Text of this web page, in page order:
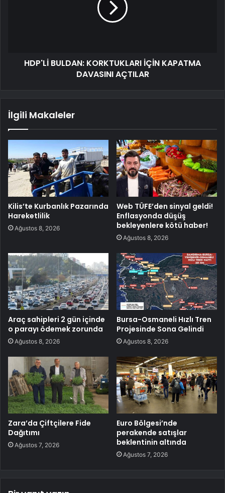
HDP'Lİ BULDAN: KORKTUKLARI İÇİN KAPATMA
DAVASINI AÇTILAR
İlgili Makaleler
Kilis’te Kurbanlık Pazarında
Hareketlilik
Ağustos 8, 2026
Web TÜFE’den sinyal geldi!
Enflasyonda düşüş
bekleyenlere kötü haber!
Ağustos 8, 2026
Araç sahipleri 2 gün içinde
o parayı ödemek zorunda
Ağustos 8, 2026
Bursa-Osmaneli Hızlı Tren
Projesinde Sona Gelindi
Ağustos 8, 2026
Zara’da Çiftçilere Fide
Dağıtımı
Ağustos 7, 2026
Euro Bölgesi’nde
perakende satışlar
beklentinin altında
Ağustos 7, 2026